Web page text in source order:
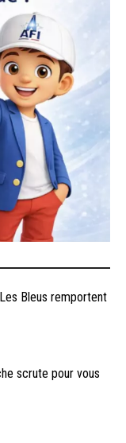
Les Bleus remportent
scrute pour vous